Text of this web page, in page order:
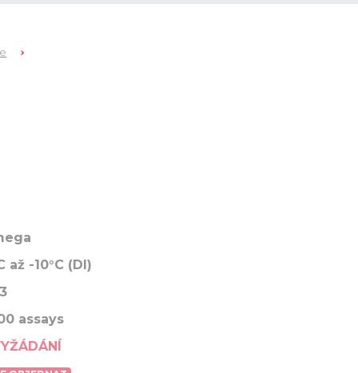
až -10°C (DI)
assays